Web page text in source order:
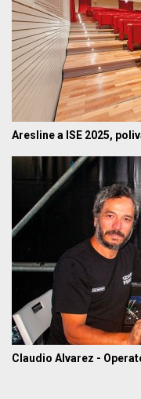
Aresline a ISE 2025,
Claudio Alvarez -